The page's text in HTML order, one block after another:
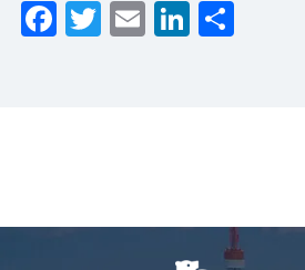
F
o
T
E
Li